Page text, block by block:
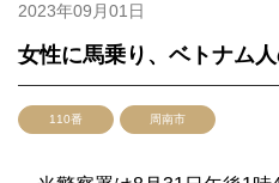
2023年09月01日
女性に馬乗り、ベトナム
110番 周南市